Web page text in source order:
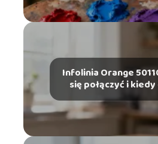
Infolinia Orange
się połączyć i